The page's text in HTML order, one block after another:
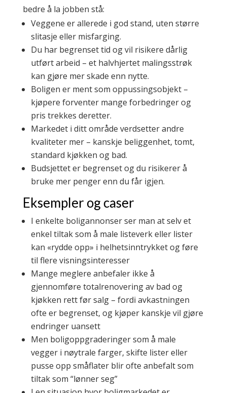
bedre å la jobben stå:
Veggene er allerede i god stand, uten større
slitasje eller misfarging.
Du har begrenset tid og vil risikere dårlig
utført arbeid – et halvhjertet malingsstrøk
kan gjøre mer skade enn nytte.
Boligen er ment som oppussingsobjekt –
kjøpere forventer mange forbedringer og
pris trekkes deretter.
Markedet i ditt område verdsetter andre
kvaliteter mer – kanskje beliggenhet, tomt,
standard kjøkken og bad.
Budsjettet er begrenset og du risikerer å
bruke mer penger enn du får igjen.
Eksempler og caser
I enkelte boligannonser ser man at selv et
enkel tiltak som å male listeverk eller lister
kan «rydde opp» i helhetsinntrykket og føre
til flere visningsinteresser
Mange meglere anbefaler ikke å
gjennomføre totalrenovering av bad og
kjøkken rett før salg – fordi avkastningen
ofte er begrenset, og kjøper kanskje vil gjøre
endringer uansett
Men boligoppgraderinger som å male
vegger i nøytrale farger, skifte lister eller
pusse opp småflater blir ofte anbefalt som
tiltak som “lønner seg”